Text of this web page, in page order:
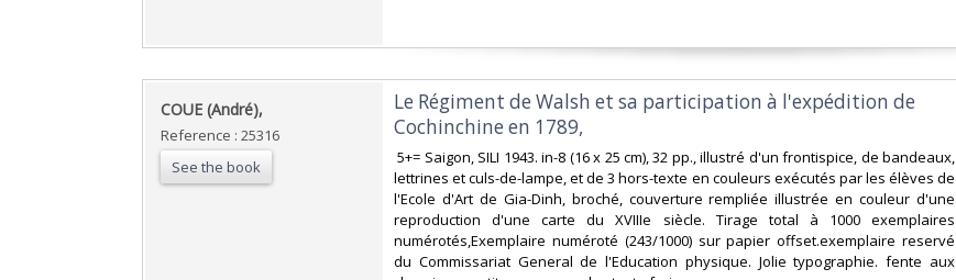
‎COUE (André),‎
Reference : 25316
See the book
‎Le Régiment de Walsh et sa participation à l'expédition de
Cochinchine en 1789,‎
‎ 5+= Saigon, SILI 1943. in-8 (16 x 25 cm), 32 pp., illustré d'un frontispice, de bandeaux,
lettrines et culs-de-lampe, et de 3 hors-texte en couleurs exécutés par les élèves de
l'Ecole d'Art de Gia-Dinh, broché, couverture rempliée illustrée en couleur d'une
reproduction d'une carte du XVIIIe siècle. Tirage total à 1000 exemplaires
numérotés,Exemplaire numéroté (243/1000) sur papier offset.exemplaire reservé
du Commissariat General de l'Education physique. Jolie typographie. fente aux